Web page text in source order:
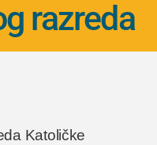
razreda
Katoličke